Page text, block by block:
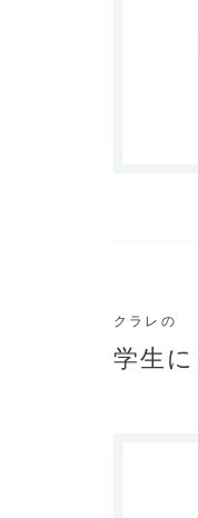
クラレの
学生